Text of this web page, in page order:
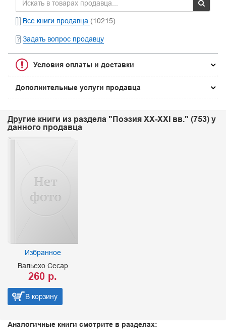
Все книги продавца (10215)
Задать вопрос продавцу
Условия оплаты и доставки
Дополнительные услуги продавца
Другие книги из раздела "Поэзия XX-XXI вв." (753) у
данного продавца
Избранное
Вальехо Сесар
260 р.
В корзину
Аналогичные книги смотрите в разделах: